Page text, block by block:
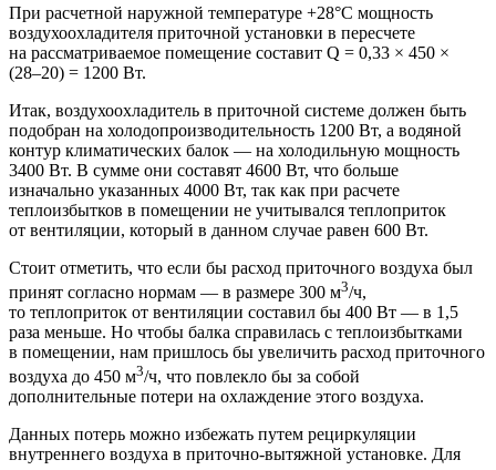
При расчетной наружной температуре +28°C мощность
воздухоохладителя приточной установки в пересчете
на рассматриваемое помещение составит Q = 0,33 × 450 ×
(28–20) = 1200 Вт.
Итак, воздухоохладитель в приточной системе должен быть
подобран на холодопроизводительность 1200 Вт, а водяной
контур климатических балок — ​на холодильную мощность
3400 Вт. В сумме они составят 4600 Вт, что больше
изначально указанных 4000 Вт, так как при расчете
теплоизбытков в помещении не учитывался теплоприток
от вентиляции, который в данном случае равен 600 Вт.
Стоит отметить, что если бы расход приточного воздуха был
принят согласно нормам — ​в размере 300 м3/ч,
то теплоприток от вентиляции составил бы 400 Вт — ​в 1,5
раза меньше. Но чтобы балка справилась с теплоизбытками
в помещении, нам пришлось бы увеличить расход приточного
воздуха до 450 м3/ч, что повлекло бы за собой
дополнительные потери на охлаждение этого воздуха.
Данных потерь можно избежать путем рециркуляции
внутреннего воздуха в приточно-вытяжной установке. Для